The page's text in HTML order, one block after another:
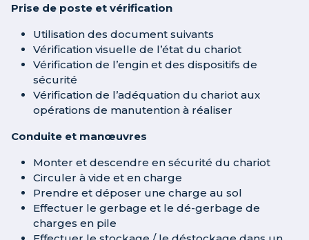
Prise de poste et vérification
Utilisation des document suivants
Vérification visuelle de l’état du chariot
Vérification de l’engin et des dispositifs de
sécurité
Vérification de l’adéquation du chariot aux
opérations de manutention à réaliser
Conduite et manœuvres
Monter et descendre en sécurité du chariot
Circuler à vide et en charge
Prendre et déposer une charge au sol
Effectuer le gerbage et le dé-gerbage de
charges en pile